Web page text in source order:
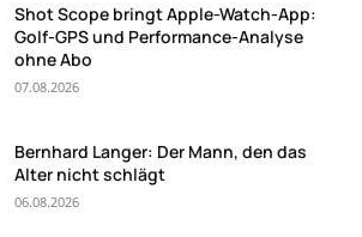
Shot Scope bringt Apple-Watch-App:
Golf-GPS und Performance-Analyse
ohne Abo
07.08.2026
Bernhard Langer: Der Mann, den das
Alter nicht schlägt
06.08.2026